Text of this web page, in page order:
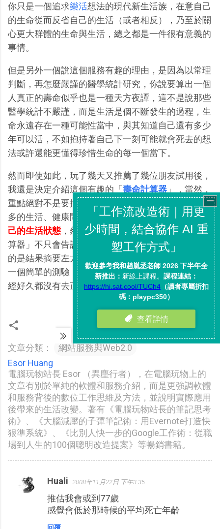
你只是一個追求樂活想法的現代新生活族，在意自己
的生命從而反省自己的生活（或者相反），乃至於關
心更大群體的生命與生活，總之都是一件很有意義的
事情。
但是另外一個說這個服務有趣的理由，是因為以常理
判斷，再怎麼嚴謹的醫學統計研究，你說要算出一個
人真正的壽命似乎也是一種天方夜譚，這不是說那些
醫學統計不嚴謹，而是生活是個不斷發生的過程，生
命永遠存在一種可能性當中，與其知道自己還有多少
年可以活，不如抱持著自己下一刻可能就會死去的想
法或許還能更懂得珍惜生命的每一個當下。
然而即使如此，玩了幾天又推薦了幾位朋友試用後，
我還是決定介紹這個有趣的「 壽命計算器 」，當然，
重點絕對不是要推薦大家去「算命」，而是從填寫繁
多的生活、健康問題中，我們可以藉此不斷的 反問自
己的生活狀態 ，然後在最後的計算結果裡，「壽命計
算器」不只會告訴妳數字化的結果，其實更值得一看
的是結果摘要左方的那些
一個簡單的測驗，或許我們可以重新檢視自己可能已
經好久都沒有去正視的生活問題。
文章分類：
網站服務與Web2.0
Esor Huang
電腦玩物站長 Esor （異塵行者），在電腦玩物上的
文章有別於單純的軟體和服務介紹，而是更強調軟體
和服務背後的數位工作思維及方法，並說明實際應用
後帶來的生活改變。著有《電腦玩物站長的筆記思考
術》、《大腦減壓的子彈筆記術：用Evernote打造快
狠準系統》、《比別人快一步的Google工作術：從職
場到人生的100個聰明改造提案》等暢銷書籍。
留
Huali 2008年11月22日 下午3:35
推估我會或到77歲
感覺會低於那時候的平均死亡年齡